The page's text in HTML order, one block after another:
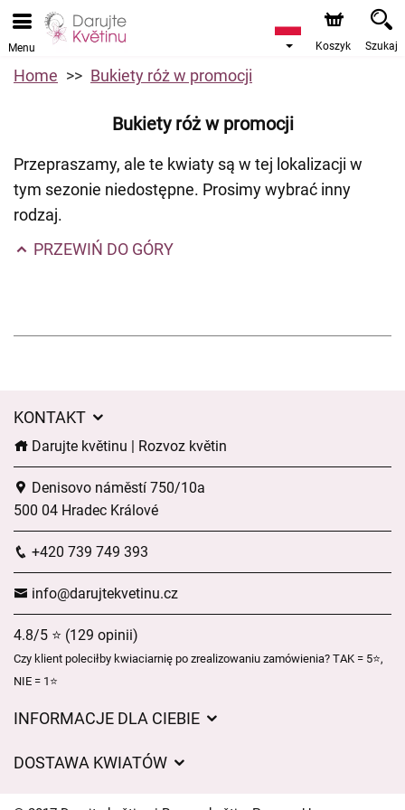
Menu Koszyk Szukaj
Home Bukiety róż w promocji
Bukiety róż w promocji
Przepraszamy, ale te kwiaty są w tej lokalizacji w
tym sezonie niedostępne. Prosimy wybrać inny
rodzaj.
PRZEWIŃ DO GÓRY
KONTAKT
Darujte květinu | Rozvoz květin
Denisovo náměstí 750/10a
500 04 Hradec Králové
+420 739 749 393
info@darujtekvetinu.cz
4.8/5 ⭐ (129 opinii)
Czy klient poleciłby kwiaciarnię po zrealizowaniu zamówienia? TAK = 5⭐,
NIE = 1⭐
INFORMACJE DLA CIEBIE
DOSTAWA KWIATÓW